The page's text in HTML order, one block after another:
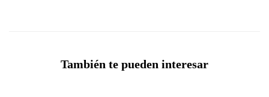
También te pueden interesar